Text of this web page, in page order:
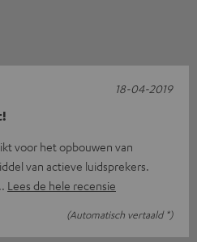
voor het opbouwen van
van actieve luidsprekers.
Lees de hele recensie
(Automatisch vertaald *)
18-04-2019